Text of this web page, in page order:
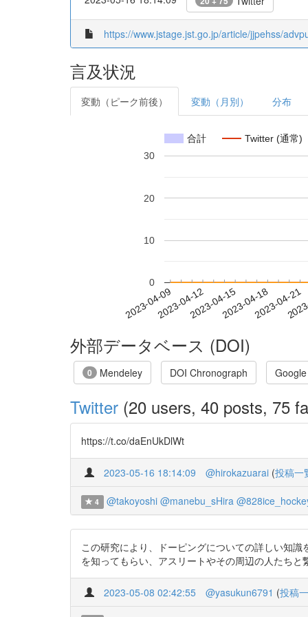
https://www.jstage.jst.go.jp/article/jjpehss/
言及状況
変動（ピーク前後） 変動（月別） 分布
合計 Twitter (通常)
2023-04-092023-04-122023-04-152023-04-182023-04-21
0
10
20
30
外部データベース (DOI)
0 Mendeley DOI Chronograph
Twitter (20 users, 40 posts, 75
https://t.co/daEnUkDlWt
2023-05-16 18:14:09 @hirokazuarai (投稿一
4 @takoyoshi @manebu_sHira
この研究により、ドーピングについての詳しい知
を知ってもらい、アスリートやその周辺の人たち
2023-05-08 02:42:55 @yasukun6791 (投稿